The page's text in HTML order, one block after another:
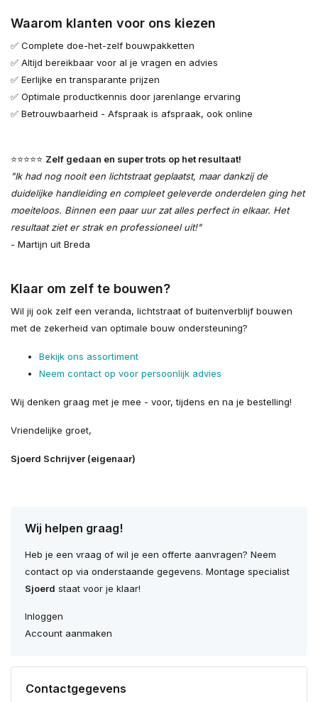
Waarom klanten voor ons kiezen
✅ Complete doe-het-zelf bouwpakketten
✅ Altijd bereikbaar voor al je vragen en advies
✅ Eerlijke en transparante prijzen
✅ Optimale productkennis door jarenlange ervaring
✅ Betrouwbaarheid - Afspraak is afspraak, ook online
⭐⭐⭐⭐⭐ Zelf gedaan en super trots op het resultaat!
"Ik had nog nooit een lichtstraat geplaatst, maar dankzij de
duidelijke handleiding en compleet geleverde onderdelen ging het
moeiteloos. Binnen een paar uur zat alles perfect in elkaar. Het
resultaat ziet er strak en professioneel uit!"
- Martijn uit Breda
Klaar om zelf te bouwen?
Wil jij ook zelf een veranda, lichtstraat of buitenverblijf bouwen
met de zekerheid van optimale bouw ondersteuning?
Bekijk ons assortiment
Neem contact op voor persoonlijk advies
Wij denken graag met je mee - voor, tijdens en na je bestelling!
Vriendelijke groet,
Sjoerd Schrijver (eigenaar)
Wij helpen graag!
Heb je een vraag of wil je een offerte aanvragen? Neem
contact op via onderstaande gegevens. Montage specialist
Sjoerd staat voor je klaar!
Inloggen
Account aanmaken
Contactgegevens